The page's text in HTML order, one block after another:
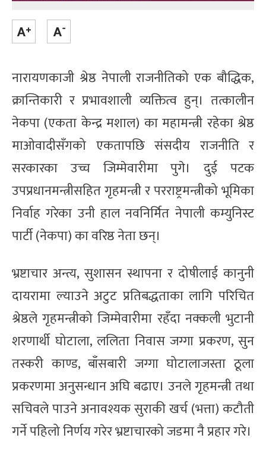
नारायणकाजी श्रेष्ठ नेपाली राजनीतिको एक बौद्धिक,
क्रान्तिकारी र प्रभावशाली व्यक्तित्व हुन्। तत्कालीन
नेकपा (एकता केन्द्र मशाल) का महामन्त्री रहेका श्रेष्ठ
माओवादीसँगको एकतापछि संसदीय राजनीति र
सरकारका उच्च जिम्मेवारीमा पुगे। दुई पटक
उपप्रधानमन्त्रीसहित गृहमन्त्री र परराष्ट्रमन्त्रीको भूमिका
निर्वाह गरेका उनी हाल नवनिर्मित नेपाली कम्युनिस्ट
पार्टी (नेकपा) का वरिष्ठ नेता छन्।
भ्रष्टाचार अन्त्य, सुशासन स्थापना र दोषीलाई कानुनी
दायरामा ल्याउने अटुट प्रतिबद्धताका लागि परिचित
श्रेष्ठले गृहमन्त्रीको जिम्मेवारीमा रहँदा नक्कली भुटानी
शरणार्थी घोटाला, ललिता निवास जग्गा प्रकरण, सुन
तस्करी काण्ड, बाँसबारी जग्गा घोटालाजस्ता ठूला
प्रकरणमा अनुसन्धान अघि बढाए। उनले गृहमन्त्री तथा
सचिवले पाउने अनावश्यक सुराकी खर्च (भत्ता) कटौती
गर्ने पहिलो निर्णय गरेर भ्रष्टाचारको जडमा नै प्रहार गरे।